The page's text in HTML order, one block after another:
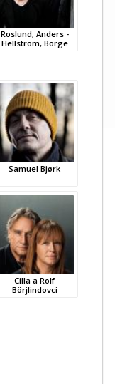
Roslund, Anders -
Hellström, Börge
Samuel Bjørk
Cilla a Rolf
Börjlindovci